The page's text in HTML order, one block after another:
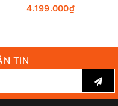
4.199.000₫
TIN